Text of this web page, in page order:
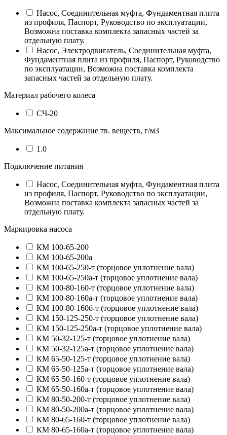
Насос, Соединительная муфта, Фундаментная плита
из профиля, Паспорт, Руководство по эксплуатации,
Возможна поставка комплекта запасных частей за
отдельную плату.
Насос, Электродвигатель, Соединительная муфта,
Фундаментная плита из профиля, Паспорт, Руководство
по эксплуатации, Возможна поставка комплекта
запасных частей за отдельную плату.
Материал рабочего колеса
СЧ-20
Максимальное содержание тв. веществ, г/м3
1.0
Подключение питания
Насос, Соединительная муфта, Фундаментная плита
из профиля, Паспорт, Руководство по эксплуатации,
Возможна поставка комплекта запасных частей за
отдельную плату.
Маркировка насоса
КМ 100-65-200
КМ 100-65-200а
КМ 100-65-250-т (торцовое уплотнение вала)
КМ 100-65-250а-т (торцовое уплотнение вала)
КМ 100-80-160-т (торцовое уплотнение вала)
КМ 100-80-160а-т (торцовое уплотнение вала)
КМ 100-80-160б-т (торцовое уплотнение вала)
КМ 150-125-250-т (торцовое уплотнение вала)
КМ 150-125-250а-т (торцовое уплотнение вала)
КМ 50-32-125-т (торцовое уплотнение вала)
КМ 50-32-125а-т (торцовое уплотнение вала)
КМ 65-50-125-т (торцовое уплотнение вала)
КМ 65-50-125а-т (торцовое уплотнение вала)
КМ 65-50-160-т (торцовое уплотнение вала)
КМ 65-50-160а-т (торцовое уплотнение вала)
КМ 80-50-200-т (торцовое уплотнение вала)
КМ 80-50-200а-т (торцовое уплотнение вала)
КМ 80-65-160-т (торцовое уплотнение вала)
КМ 80-65-160а-т (торцовое уплотнение вала)